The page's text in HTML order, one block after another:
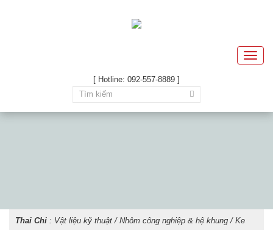
Toggle
[ Hotline: 092-557-8889 ]
Thai Chi : Vật liệu kỹ thuật / Nhôm công nghiệp & hệ khung / Ke